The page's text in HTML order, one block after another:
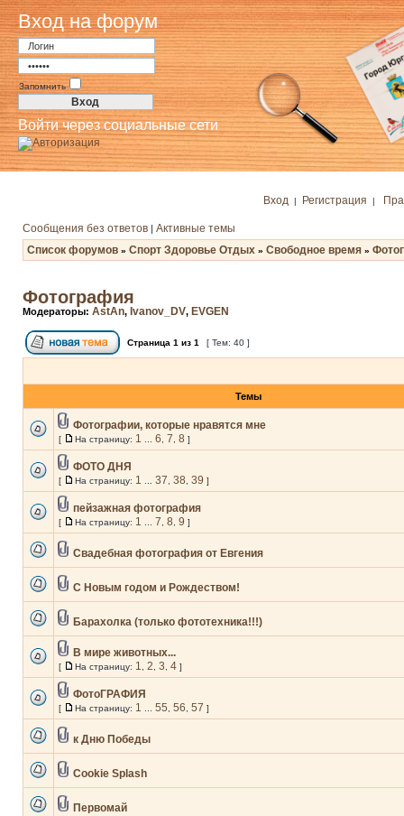
Вход на форум
Запомнить
Войти через социальные сети
Вход | Регистрация |
Сообщения без ответов | Активные темы
Список форумов » Спорт Здоровье Отдых » Свободное время »
Фотография
Модераторы: AstAn, Ivanov_DV, EVGEN
Страница 1 из 1 [ Тем: 40 ]
Темы
Фотографии, которые нравятся мне
[ На страницу: 1 6 7 8 ]
ФОТО ДНЯ
[ На страницу: 1 37 38 39 ]
пейзажная фотография
[ На страницу: 1 7 8 9 ]
Свадебная фотография от Евгения
С Новым годом и Рождеством!
Барахолка (только фототехника!!!)
В мире животных...
[ На страницу: 1 2 3 4 ]
ФотоГРАФИЯ
[ На страницу: 1 55 56 57 ]
к Дню Победы
Cookie Splash
Первомай